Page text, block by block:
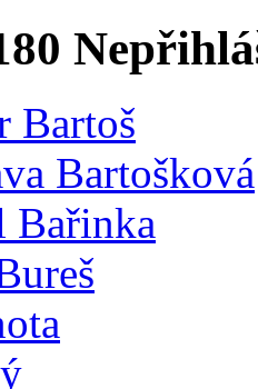
0
Bartoš
Bartošková
Bařinka